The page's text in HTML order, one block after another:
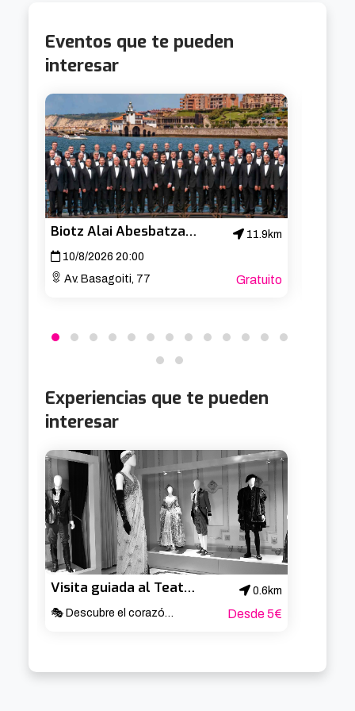
Eventos que te pueden
interesar
Biotz Alai Abesbatza – Concierto de San Lorenzo
11.9km
10/8/2026 20:00
Av. Basagoiti, 77
Gratuito
Experiencias que te pueden
interesar
Visita guiada al Teatro Arriaga
0.6km
🎭 Descubre el corazón cultural de Bilbao ✨
Desde 5€